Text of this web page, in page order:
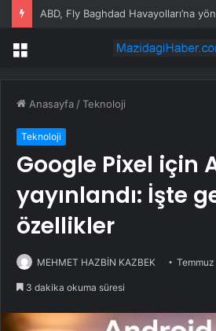
Menü
Anasayfa /Teknoloji
Teknoloji
Google Pixel için
yayınlandı: İşte
özellikler
MEHMET HAZBİN KAZBEK
3 dakika okuma süresi